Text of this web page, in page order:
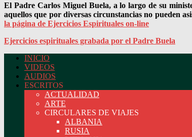
El Padre Carlos Miguel Buela, a lo largo de su
aquellos que por diversas circunstancias no pueden
la página de Ejercicios Espirituales on-line
Ejercicios espirituales grabada por el Padre Buela
Página oficial del Padre Carlos
INICIO
VIDEOS
AUDIOS
ESCRITOS
ACTUALIDAD
ARTE
CIRCULARES DE VIAJES
ALBANIA
RUSIA